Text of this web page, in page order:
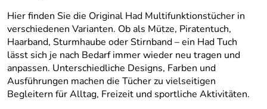
Hier finden Sie die Original Had Multifunktionstücher in
verschiedenen Varianten. Ob als Mütze, Piratentuch,
Haarband, Sturmhaube oder Stirnband – ein Had Tuch
lässt sich je nach Bedarf immer wieder neu tragen und
anpassen. Unterschiedliche Designs, Farben und
Ausführungen machen die Tücher zu vielseitigen
Begleitern für Alltag, Freizeit und sportliche Aktivitäten.